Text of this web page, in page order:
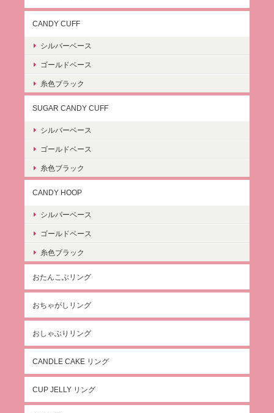
CANDY CUFF
シルバーベース
ゴールドベース
糸色ブラック
SUGAR CANDY CUFF
シルバーベース
ゴールドベース
糸色ブラック
CANDY HOOP
シルバーベース
ゴールドベース
糸色ブラック
おたんこぶリング
おちゃがしリング
おしゃぶりリング
CANDLE CAKE リング
CUP JELLY リング